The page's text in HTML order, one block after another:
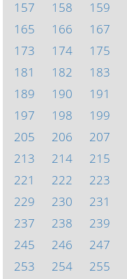
157
158 159
165
166 167
173
174 175
181
182 183
189
190 191
197
198 199
205
206 207
213
214 215
221
222 223
229
230 231
237
238 239
245
246 247
253
254 255